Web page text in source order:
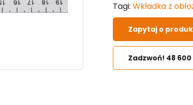
Tagi: Wkładka z
Zapytaj o
Zadzwoń! 48 600